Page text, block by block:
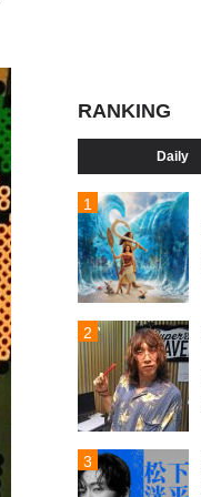
RANKING
Daily